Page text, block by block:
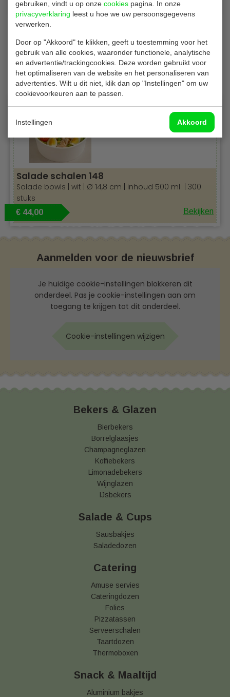
gebruiken, vindt u op onze cookies pagina. In onze
privacyverklaring leest u hoe we uw persoonsgegevens
verwerken.
Door op "Akkoord" te klikken, geeft u toestemming voor het
gebruik van alle cookies, waaronder functionele, analytische
en advertentie/trackingcookies. Deze worden gebruikt voor
het optimaliseren van de website en het personaliseren van
advertenties. Wilt u dit niet, klik dan op "Instellingen" om uw
cookievoorkeuren aan te passen.
Instellingen Akkoord
Gerelateerde producten
Salade schalen 148
Salade bowls | wit | Ø 14,8 cm | inhoud 500 ml | 300
stuks
€ 44,00 Bekijken
Aanmelden voor de nieuwsbrief
Je huidige cookie-instellingen blokkeren dit
onderdeel. Pas je cookie-instellingen aan om
toegang te krijgen tot dit onderdeel.
Cookie-instellingen wijzigen
Bekers & Glazen
Bierbekers
Borrelglaasjes
Champagneglazen
Koffiebekers
Limonadebekers
Wijnglazen
IJsbekers
Salade & Cups
Sausbakjes
Saladedozen
Catering
Amuse servies
Cateringdozen
Folies
Pizzatassen
Serveerschalen
Taartdozen
Thermoboxen
Snack & Maaltijd
Aluminium bakjes